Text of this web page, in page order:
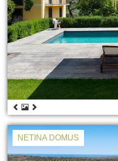
NETINA DOMUS